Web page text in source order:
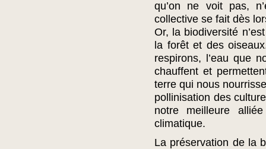
qu’on ne voit pas,
collective se fait dès
Or, la biodiversité
la forêt et des
respirons, l’eau que
chauffent et
terre qui nous
pollinisation des
notre meilleure
climatique.
La préservation de la